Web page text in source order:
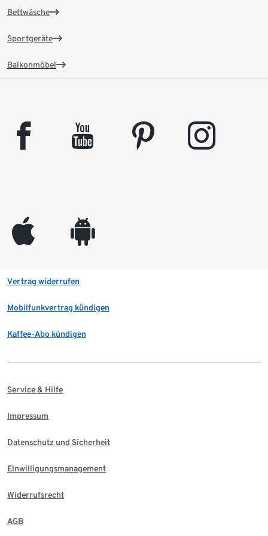
Bettwäsche
Sportgeräte
Balkonmöbel
facebook youtube pinterest instagram
appleinc android
Vertrag widerrufen
Mobilfunkvertrag kündigen
Kaffee-Abo kündigen
Service & Hilfe
Impressum
Datenschutz und Sicherheit
Einwilligungsmanagement
Widerrufsrecht
AGB